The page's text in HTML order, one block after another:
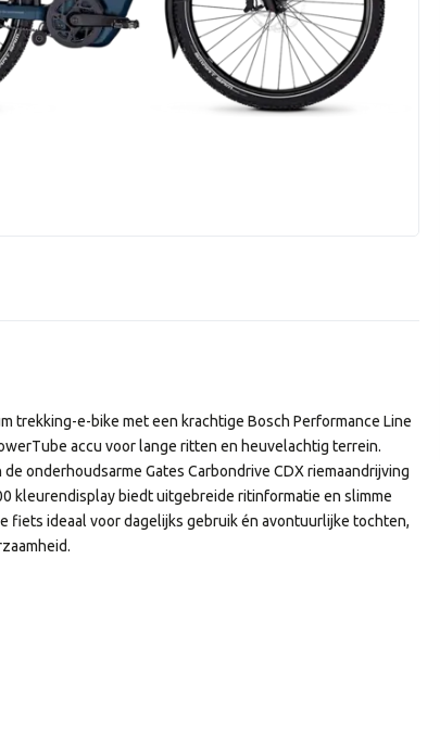
trekking-e-bike met een krachtige Bosch Performance Line
accu voor lange ritten en heuvelachtig terrein.
onderhoudsarme Gates Carbondrive CDX riemaandrijving
kleurendisplay biedt uitgebreide ritinformatie en slimme
fiets ideaal voor dagelijks gebruik én avontuurlijke tochten,